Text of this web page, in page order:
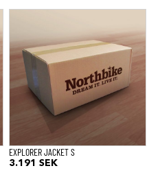
EXPLORER JACKET S
3.191 SEK